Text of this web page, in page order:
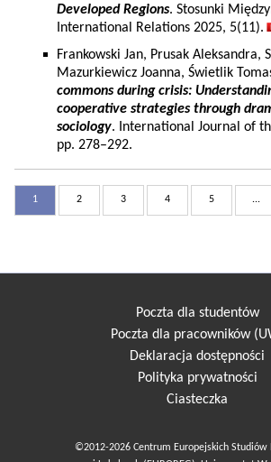
Developed Regions. Stosunki
International Relations 2025, 5(11).
Frankowski Jan, Prusak Aleksandra,
Mazurkiewicz Joanna, Świetlik
commons during crisis:
cooperative strategies through
sociology. International Journal of
pp. 278–292.
1 2 3 4 5 ...
Poczta dla studentów
Poczta dla pracowników
Deklaracja dostępności
Polityka prywatności
Ciasteczka
©2012-2026 Centrum Europejskich Studiów